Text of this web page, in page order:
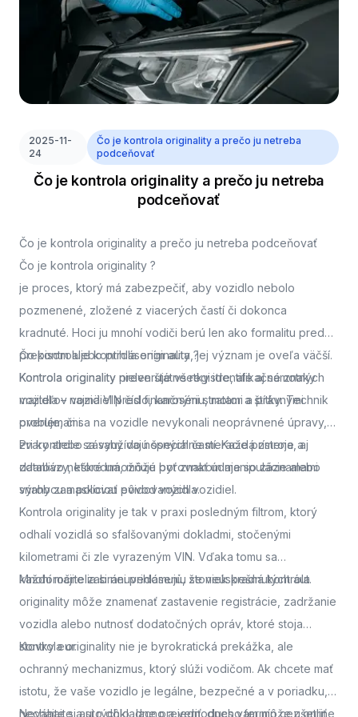
2025-11-
24
Čo je kontrola originality a prečo ju netreba
podceňovať
Čo je kontrola originality a prečo ju netreba
podceňovať
Čo je kontrola originality a prečo ju netreba podceňovať
Čo je kontrola originality ?
je proces, ktorý má zabezpečiť, aby vozidlo nebolo
pozmenené, zložené z viacerých častí či dokonca
kradnuté. Hoci ju mnohí vodiči berú len ako formalitu pred
prepisom alebo prihlásením auta, jej význam je oveľa väčší.
Kontrola originality nielen štátne registre, ale aj samotných
majiteľov vozidiel pred finančnými stratami a právnymi
problémami.
Čo kontroluje kontrola originality ?
Kontrola originality preveruje všetky identifikačné znaky
vozidla – najmä VIN číslo, karosériu, motor a štítky. Technik
overuje, či sa na vozidle nevykonali neoprávnené úpravy,
zvary alebo zásahy do nosných častí. Každá zmena, aj
zdanlivo neškodná, môže byť znakom manipulácie alebo
snahy zamaskovať pôvod vozidla.
Pri kontrole sa využívajú špeciálne meracie prístroje a
databázy, ktoré umožňujú porovnať údaje so záznamami
výrobcu a políciou evidovaných vozidiel.
Kontrola originality je tak v praxi posledným filtrom, ktorý
odhalí vozidlá so sfalšovanými dokladmi, stočenými
kilometrami či zle vyrazeným VIN. Vďaka tomu sa
každoročne zabráni prihláseniu stoviek kradnutých áut.
Mnohí majitelia si neuvedomujú, že neúspešná kontrola
originality môže znamenať zastavenie registrácie, zadržanie
vozidla alebo nutnosť dodatočných opráv, ktoré stoja
stovky eur.
Kontrola originality nie je byrokratická prekážka, ale
ochranný mechanizmus, ktorý slúži vodičom. Ak chcete mať
istotu, že vaše vozidlo je legálne, bezpečné a v poriadku,
nechajte si auto dôkladne preveriť.dnes vám môže ušetriť
Neváhajte asi rýchlo, lacno a jednoducho termín cez online